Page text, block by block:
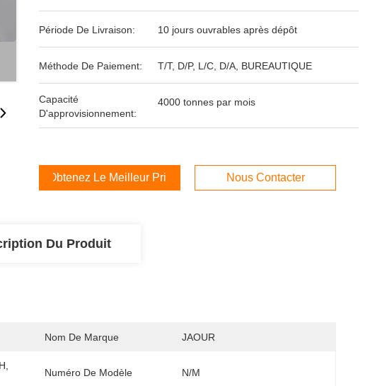
Période De Livraison: 10 jours ouvrables après dépôt
Méthode De Paiement: T/T, D/P, L/C, D/A, BUREAUTIQUE
Capacité
D'approvisionnement:
4000 tonnes par mois
Obtenez Le Meilleur Prix Nous Contacter
Du Produit
Nom De Marque JAOUR
Numéro De Modèle N/M